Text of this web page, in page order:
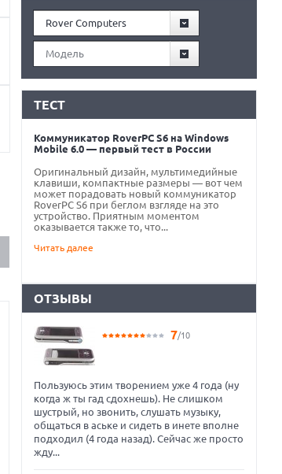
Rover Computers
Модель
ТЕСТ
Коммуникатор RoverPC S6 на Windows
Mobile 6.0 — первый тест в России
Оригинальный дизайн, мультимедийные
клавиши, компактные размеры — вот чем
может порадовать новый коммуникатор
RoverPC S6 при беглом взгляде на это
устройство. Приятным моментом
оказывается также то, что...
Читать далее
ОТЗЫВЫ
7/10
Пользуюсь этим творением уже 4 года (ну
когда ж ты гад сдохнешь). Не слишком
шустрый, но звонить, слушать музыку,
общаться в аське и сидеть в инете вполне
подходил (4 года назад). Сейчас же просто
жду...